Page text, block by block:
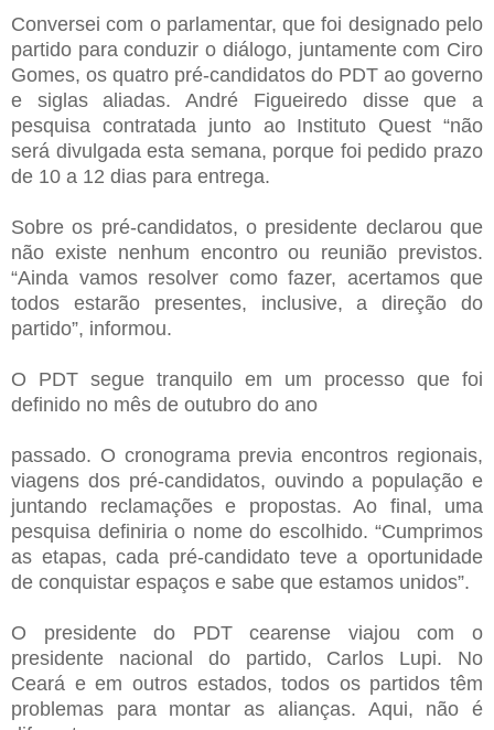
Conversei com o parlamentar, que foi designado pelo
partido para conduzir o diálogo, juntamente com Ciro
Gomes, os quatro pré-candidatos do PDT ao governo
e siglas aliadas. André Figueiredo disse que a
pesquisa contratada junto ao Instituto Quest “não
será divulgada esta semana, porque foi pedido prazo
de 10 a 12 dias para entrega.
Sobre os pré-candidatos, o presidente declarou que
não existe nenhum encontro ou reunião previstos.
“Ainda vamos resolver como fazer, acertamos que
todos estarão presentes, inclusive, a direção do
partido”, informou.
O PDT segue tranquilo em um processo que foi
definido no mês de outubro do ano
passado. O cronograma previa encontros regionais,
viagens dos pré-candidatos, ouvindo a população e
juntando reclamações e propostas. Ao final, uma
pesquisa definiria o nome do escolhido. “Cumprimos
as etapas, cada pré-candidato teve a oportunidade
de conquistar espaços e sabe que estamos unidos”.
O presidente do PDT cearense viajou com o
presidente nacional do partido, Carlos Lupi. No
Ceará e em outros estados, todos os partidos têm
problemas para montar as alianças. Aqui, não é